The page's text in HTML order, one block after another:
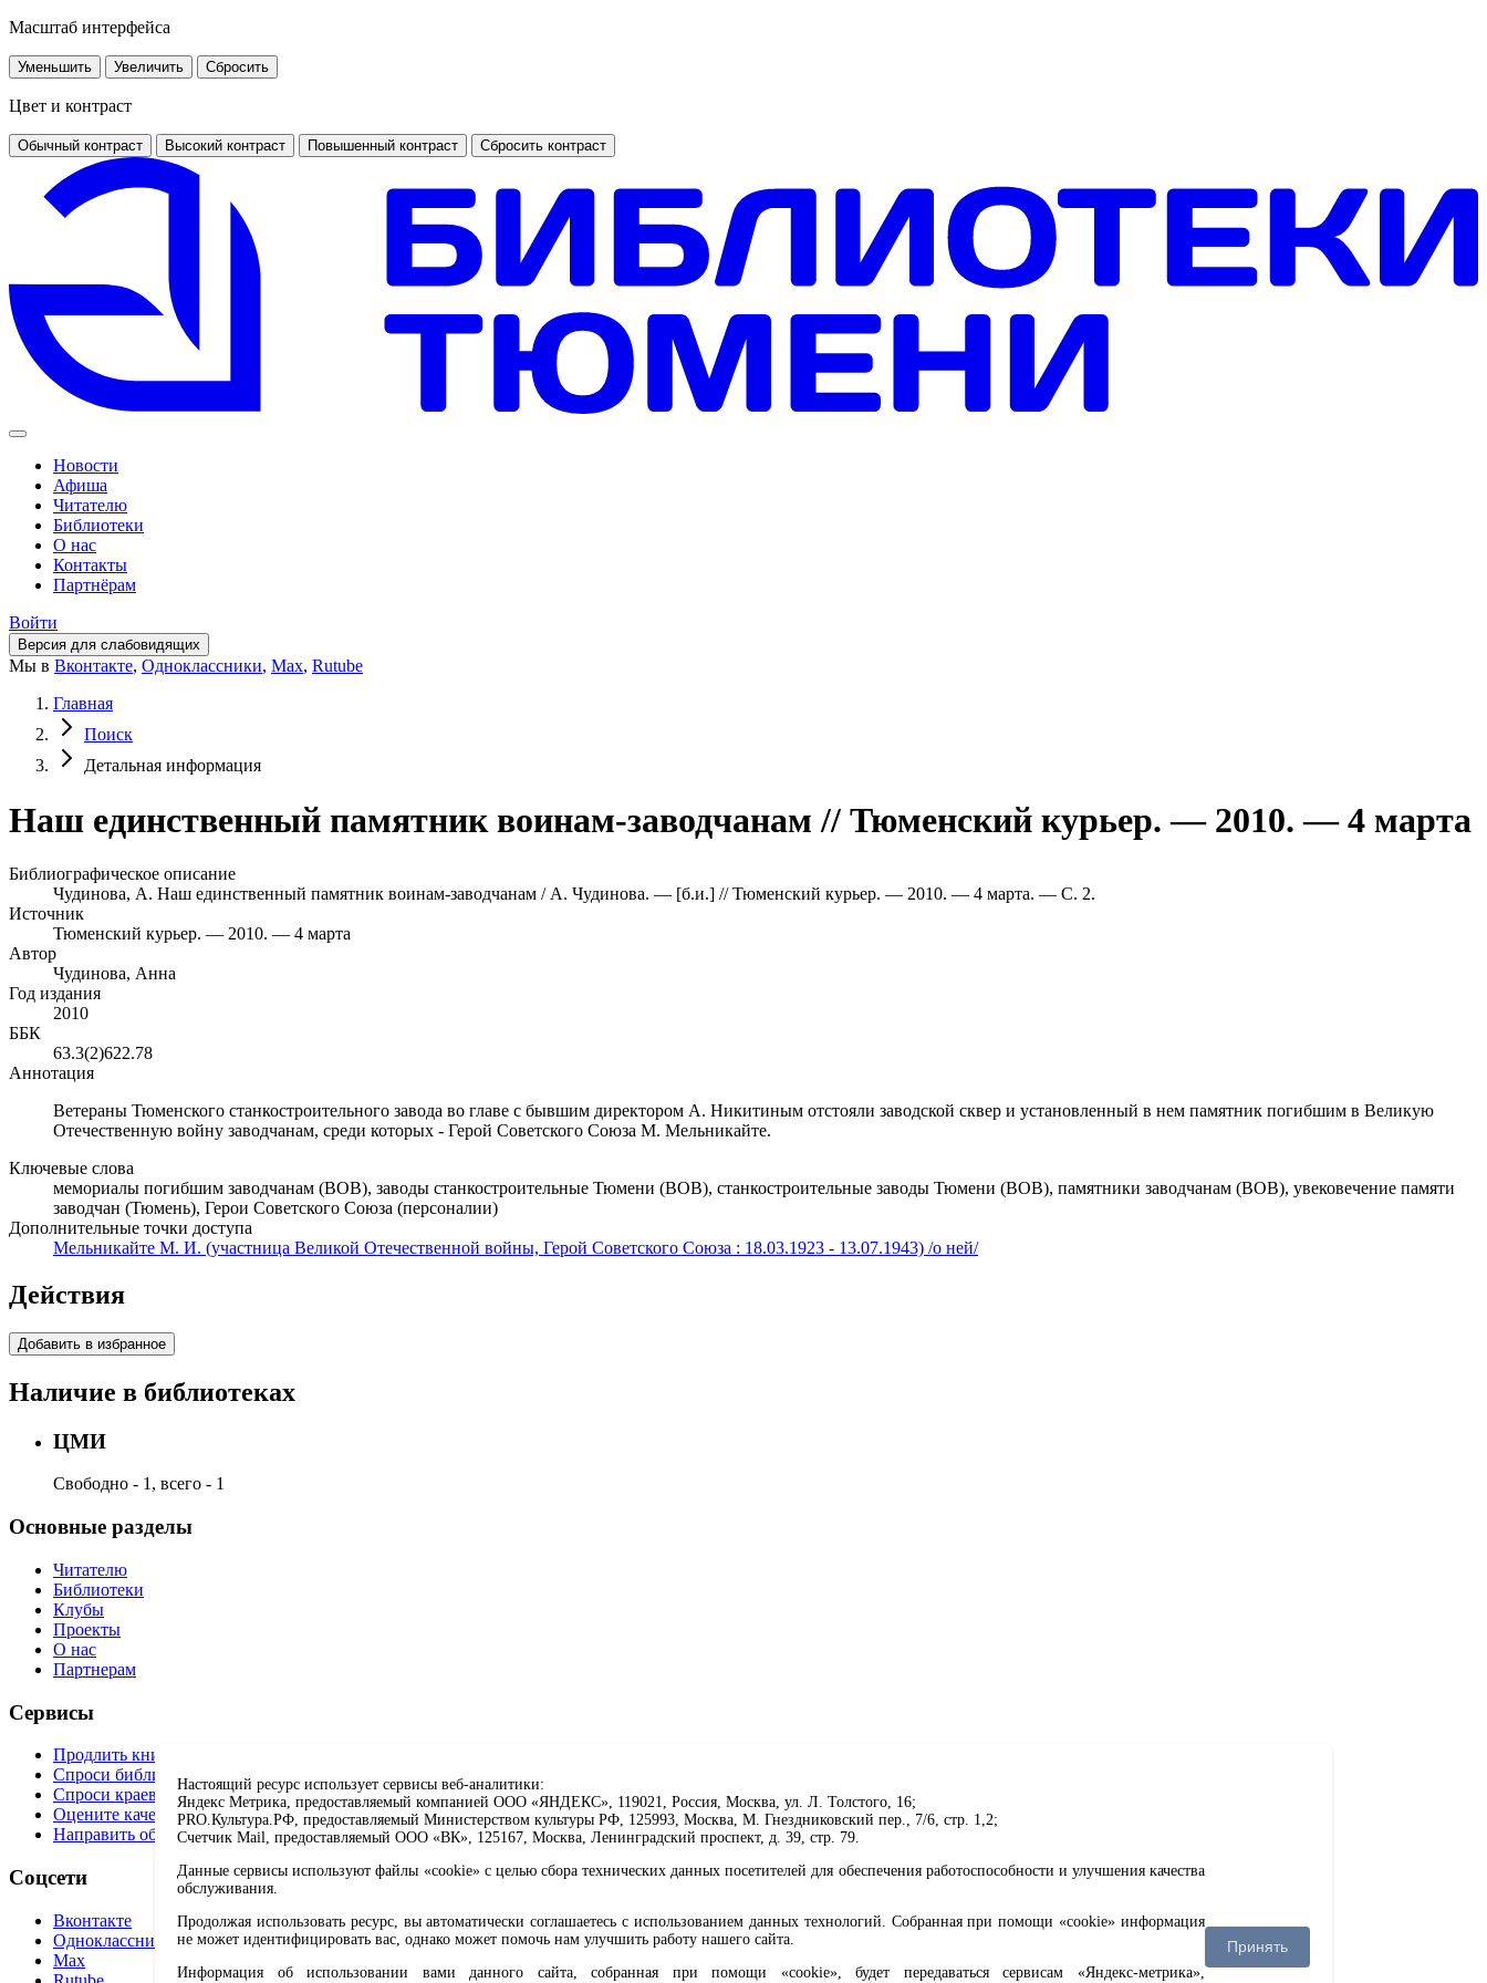
Масштаб интерфейса
Уменьшить Увеличить Сбросить
Цвет и контраст
Обычный контраст Высокий контраст Повышенный контраст Сбросить контраст
Новости
Афиша
Читателю
Библиотеки
О нас
Контакты
Партнёрам
Войти
Версия для слабовидящих
Мы в Вконтакте, Одноклассники, Max, Rutube
Главная
Поиск
Детальная информация
Наш единственный памятник воинам-заводчанам // Тюменский курьер. — 2010. — 4 марта
Библиографическое описание
Чудинова, А. Наш единственный памятник воинам-заводчанам / А. Чудинова. — [б.и.] // Тюменский курьер. — 2010. — 4 марта. — С. 2.
Источник
Тюменский курьер. — 2010. — 4 марта
Автор
Чудинова, Анна
Год издания
2010
ББК
63.3(2)622.78
Аннотация
Ветераны Тюменского станкостроительного завода во главе с бывшим директором А. Никитиным отстояли заводской сквер и установленный в нем памятник погибшим в Великую
Отечественную войну заводчанам, среди которых - Герой Советского Союза М. Мельникайте.
Ключевые слова
мемориалы погибшим заводчанам (ВОВ), заводы станкостроительные Тюмени (ВОВ), станкостроительные заводы Тюмени (ВОВ), памятники заводчанам (ВОВ), увековечение памяти
заводчан (Тюмень), Герои Советского Союза (персоналии)
Дополнительные точки доступа
Мельникайте М. И. (участница Великой Отечественной войны, Герой Советского Союза : 18.03.1923 - 13.07.1943) /о ней/
Действия
Добавить в избранное
Наличие в библиотеках
ЦМИ
Свободно - 1, всего - 1
Основные разделы
Читателю
Библиотеки
Клубы
Проекты
О нас
Партнерам
Сервисы
Продлить книгу
Спроси библиотекаря
Спроси краеведа
Оцените качество услуг
Направить обращение директору
Соцсети
Вконтакте
Одноклассники
Max
Настоящий ресурс использует сервисы веб-аналитики:
Яндекс Метрика, предоставляемый компанией ООО «ЯНДЕКС», 119021, Россия, Москва, ул. Л. Толстого, 16;
PRO.Культура.РФ, предоставляемый Министерством культуры РФ, 125993, Москва, М. Гнездниковский пер., 7/6, стр. 1,2;
Счетчик Mail, предоставляемый ООО «ВК», 125167, Москва, Ленинградский проспект, д. 39, стр. 79.
Данные сервисы используют файлы «cookie» с целью сбора технических данных посетителей для обеспечения работоспособности и улучшения качества
обслуживания.
Продолжая использовать ресурс, вы автоматически соглашаетесь с использованием данных технологий. Собранная при помощи «cookie» информация
не может идентифицировать вас, однако может помочь нам улучшить работу нашего сайта.
Информация об использовании вами данного сайта, собранная при помощи «cookie», будет передаваться сервисам «Яндекс-метрика»,
Принять